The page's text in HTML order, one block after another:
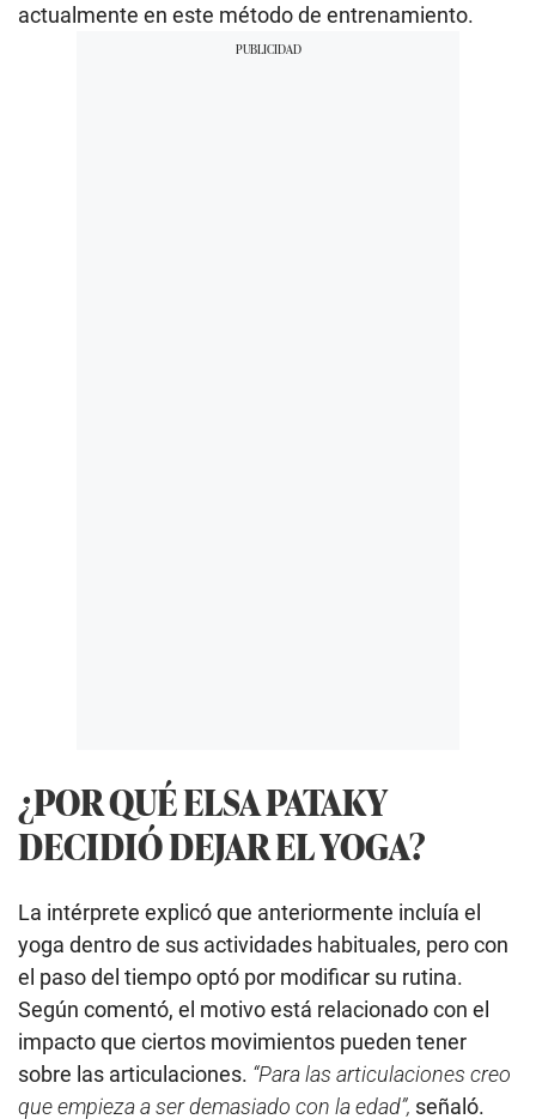
actualmente en este método de entrenamiento.
¿POR QUÉ ELSA PATAKY
DECIDIÓ DEJAR EL YOGA?
La intérprete explicó que anteriormente incluía el
yoga dentro de sus actividades habituales, pero con
el paso del tiempo optó por modificar su rutina.
Según comentó, el motivo está relacionado con el
impacto que ciertos movimientos pueden tener
sobre las articulaciones. “Para las articulaciones creo
que empieza a ser demasiado con la edad”, señaló.